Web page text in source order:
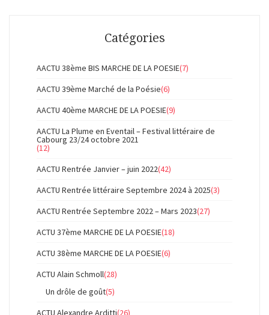
Catégories
AACTU 38ème BIS MARCHE DE LA POESIE(7)
AACTU 39ème Marché de la Poésie(6)
AACTU 40ème MARCHE DE LA POESIE(9)
AACTU La Plume en Eventail – Festival littéraire de
Cabourg 23/24 octobre 2021
(12)
AACTU Rentrée Janvier – juin 2022(42)
AACTU Rentrée littéraire Septembre 2024 à 2025(3)
AACTU Rentrée Septembre 2022 – Mars 2023(27)
ACTU 37ème MARCHE DE LA POESIE(18)
ACTU 38ème MARCHE DE LA POESIE(6)
ACTU Alain Schmoll(28)
Un drôle de goût(5)
ACTU Alexandre Arditti(26)